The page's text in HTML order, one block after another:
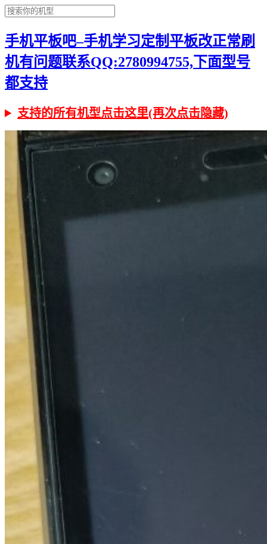
手机平板吧–手机学习定制平板改正常刷
机有问题联系QQ:2780994755,下面型号
都支持
支持的所有机型点击这里(再次点击隐藏)